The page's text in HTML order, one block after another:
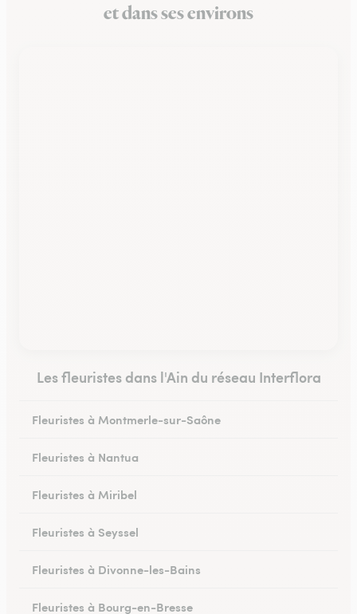
et dans ses environs
Les fleuristes dans l'Ain du réseau Interflora
Fleuristes à Montmerle-sur-Saône
Fleuristes à Nantua
Fleuristes à Miribel
Fleuristes à Seyssel
Fleuristes à Divonne-les-Bains
Fleuristes à Bourg-en-Bresse